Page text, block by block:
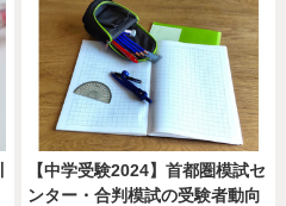
【中学受験2024】首都圏模試セ
ンター・合判模試の受験者動向